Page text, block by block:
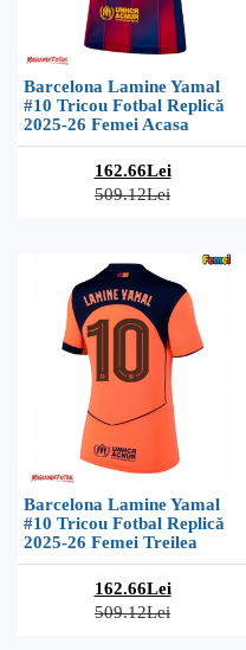
Barcelona Lamine Yamal
#10 Tricou Fotbal Replică
2025-26 Femei Acasa
162.66Lei
509.12Lei
Barcelona Lamine Yamal
#10 Tricou Fotbal Replică
2025-26 Femei Treilea
162.66Lei
509.12Lei